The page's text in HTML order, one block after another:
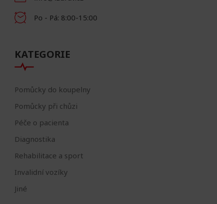
Po - Pá: 8:00-15:00
KATEGORIE
Pomůcky do koupelny
Pomůcky při chůzi
Péče o pacienta
Diagnostika
Rehabilitace a sport
Invalidní vozíky
Jiné